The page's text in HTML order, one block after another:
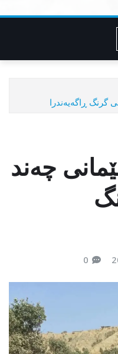
گرنگ ڕاگەیەندرا
چەند
0